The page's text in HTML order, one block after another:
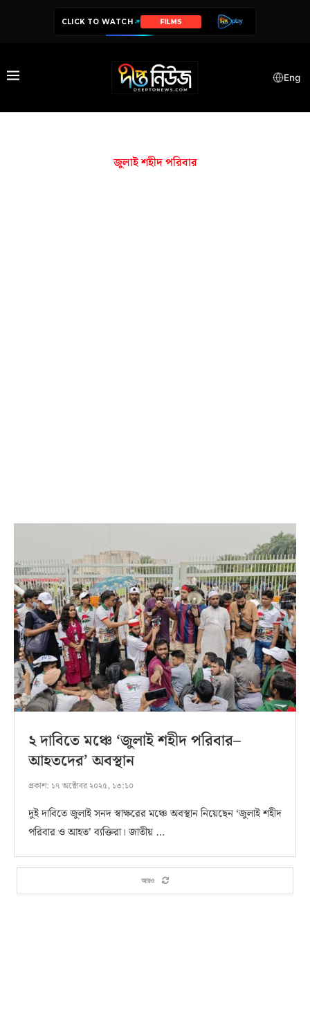
CLICK TO WATCH FILMS
Eng
জুলাই শহীদ পরিবার
২ দাবিতে মঞ্চে ‘জুলাই শহীদ পরিবার–
আহতদের’ অবস্থান
প্রকাশ: ১৭ অক্টোবর ২০২৫, ১৩:১০
দুই দাবিতে জুলাই সনদ স্বাক্ষরের মঞ্চে অবস্থান নিয়েছেন ‘জুলাই শহীদ
পরিবার ও আহত’ ব্যক্তিরা। জাতীয় …
আরও